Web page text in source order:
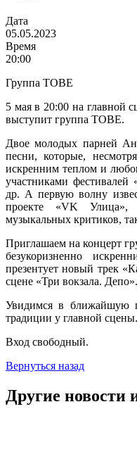
Дата
05.05.2023
Время
20:00
Группа TOBЕ
5 мая в 20:00 на главной
выступит группа ТОВЕ.
Двое молодых парней
песни, которые,
искренним теплом и
участниками
др. А первую волну
проекте «VK Улица»,
музыкальных критиков,
Приглашаем на концерт
безукоризненно
презентует новый трек
сцене «Три вокзала. Депо».
Увидимся в ближайшую
традиции у главной сцены.
Вход свободный.
Вернуться назад
Другие новости